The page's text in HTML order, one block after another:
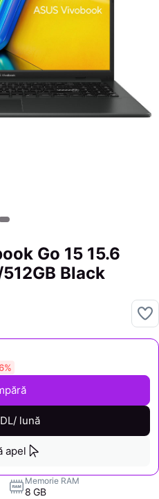
Go 15 15.6
Black
lună
apel
Memorie RAM
8 GB